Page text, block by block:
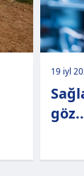
19 iyl